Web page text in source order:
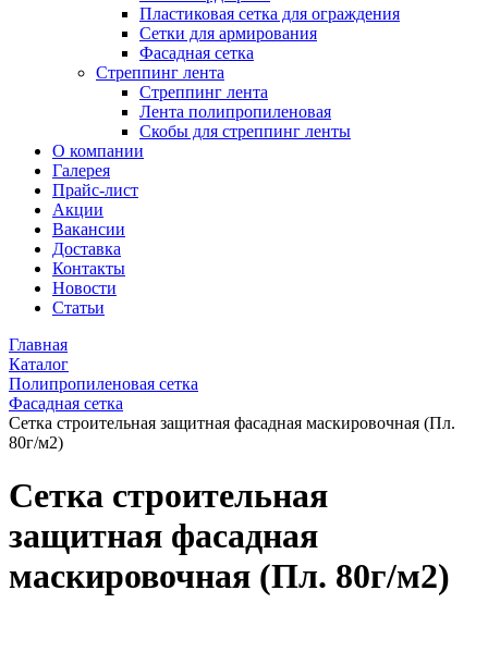
Пластиковая сетка для ограждения
Сетки для армирования
Фасадная сетка
Стреппинг лента
Стреппинг лента
Лента полипропиленовая
Скобы для стреппинг ленты
О компании
Галерея
Прайс-лист
Акции
Вакансии
Доставка
Контакты
Новости
Статьи
Главная
Каталог
Полипропиленовая сетка
Фасадная сетка
Сетка строительная защитная фасадная маскировочная (Пл.
80г/м2)
Сетка строительная
защитная фасадная
маскировочная (Пл. 80г/м2)